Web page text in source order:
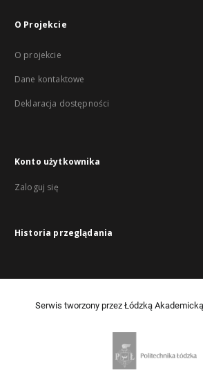
O Projekcie
O projekcie
Dane kontaktowe
Deklaracja dostępności
Konto użytkownika
Zaloguj się
Historia przeglądania
Serwis tworzony przez Łódzką